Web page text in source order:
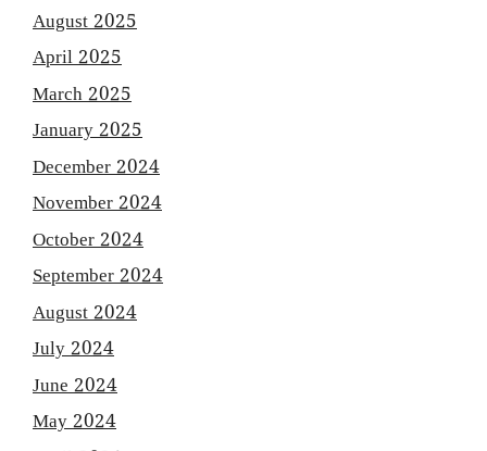
August 2025
April 2025
March 2025
January 2025
December 2024
November 2024
October 2024
September 2024
August 2024
July 2024
June 2024
May 2024